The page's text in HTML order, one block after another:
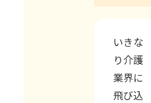
いきな
り介護
業界に
飛び込